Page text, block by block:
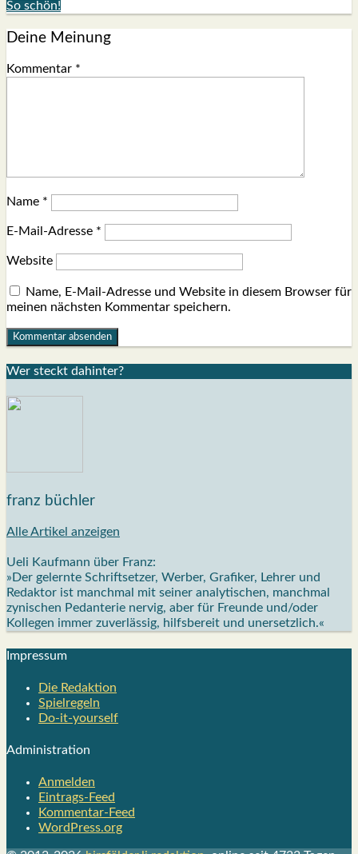
So schön!
Deine Meinung
Kommentar *
Name *
E-Mail-Adresse *
Website
Name, E-Mail-Adresse und Website in diesem Browser für
meinen nächsten Kommentar speichern.
Wer steckt dahin­ter?
franz büchler
Alle Artikel anzeigen
Ueli Kaufmann über Franz:
»Der gelernte Schriftsetzer, Werber, Grafiker, Lehrer und
Redaktor ist manchmal mit seiner analytischen, manchmal
zynischen Pedanterie nervig, aber für Freunde und/oder
Kollegen immer zuverlässig, hilfsbereit und unersetzlich.«
Impres­sum
Die Redak­ti­on
Spiel­re­geln
Do-it-your­s­elf
Admi­nis­tra­ti­on
Anmelden
Eintrags-Feed
Kommentar-Feed
WordPress.org